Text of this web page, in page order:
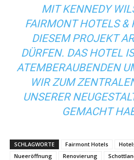
MIT KENNEDY
FAIRMONT HOTELS &
DIESEM PROJEKT
DÜRFEN. DAS HOTEL
ATEMBERAUBENDEN
WIR ZUM
UNSERER
GEMACHT
SCHLAGWORTE Fairmont Hotels
Nueeröffnung
Renovierung